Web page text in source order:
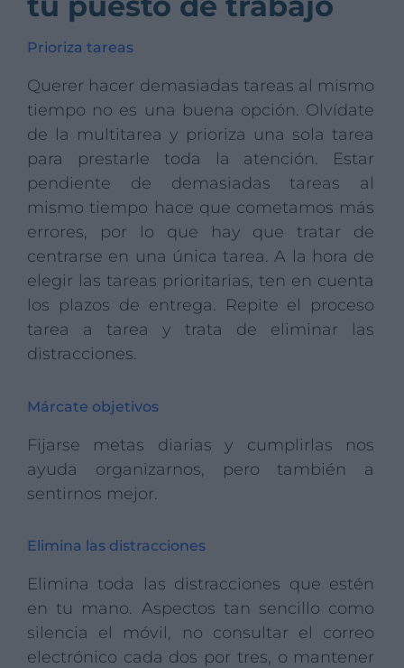
Prioriza tareas
Querer hacer demasiadas tareas al mismo
tiempo no es una buena opción. Olvídate
de la multitarea y prioriza una sola tarea
para prestarle toda la atención. Estar
pendiente de demasiadas tareas al
mismo tiempo hace que cometamos más
errores, por lo que hay que tratar de
centrarse en una única tarea. A la hora de
elegir las tareas prioritarias, ten en cuenta
los plazos de entrega. Repite el proceso
tarea a tarea y trata de eliminar las
distracciones.
Márcate objetivos
Fijarse metas diarias y cumplirlas nos
ayuda organizarnos, pero también a
sentirnos mejor.
Elimina las distracciones
Elimina toda las distracciones que estén
en tu mano. Aspectos tan sencillo como
silencia el móvil, no consultar el correo
electrónico cada dos por tres, o mantener